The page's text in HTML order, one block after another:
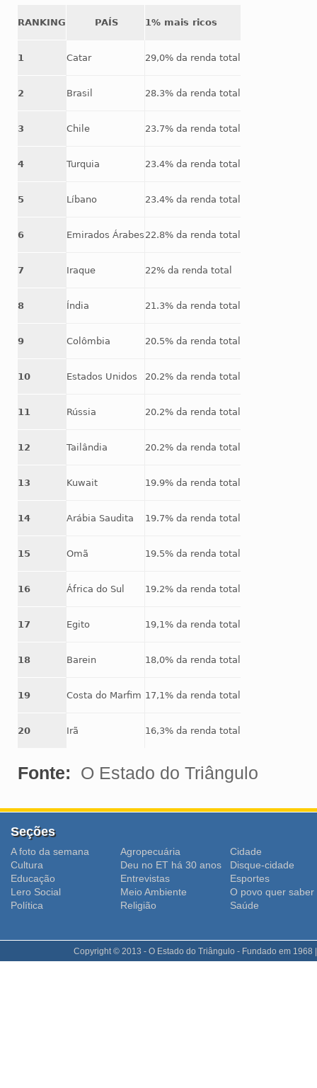
RANKING PAÍS 1% mais ricos
1 Catar 29,0% da renda total
2 Brasil 28.3% da renda total
3 Chile 23.7% da renda total
4 Turquia 23.4% da renda total
5 Líbano 23.4% da renda total
6 Emirados Árabes 22.8% da renda total
7 Iraque 22% da renda total
8 Índia 21.3% da renda total
9 Colômbia 20.5% da renda total
10 Estados Unidos 20.2% da renda total
11 Rússia 20.2% da renda total
12 Tailândia 20.2% da renda total
13 Kuwait 19.9% da renda total
14 Arábia Saudita 19.7% da renda total
15 Omã 19.5% da renda total
16 África do Sul 19.2% da renda total
17 Egito 19,1% da renda total
18 Barein 18,0% da renda total
19 Costa do Marfim 17,1% da renda total
20 Irã 16,3% da renda total
Fonte: O Estado do Triângulo
Seções
A foto da semana Agropecuária
Cidade
Cultura
Deu no ET há 30 anos
Disque-cidade
Educação
Entrevistas
Esportes
Lero Social
Meio Ambiente
O povo quer saber
Polí­tica
Religião Saúde
Copyright © 2013 - O Estado do Triângulo - Fundado em